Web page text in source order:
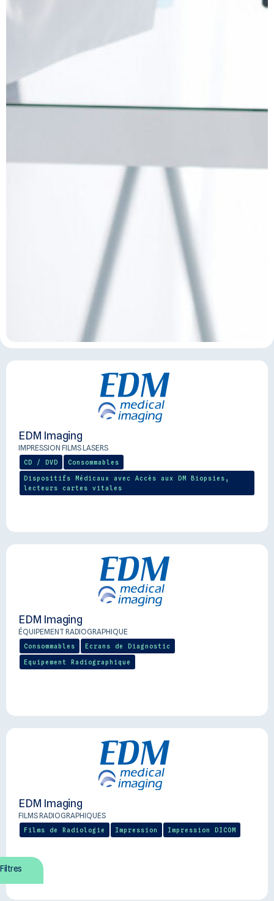
Filtres
EDM Imaging
IMPRESSION FILMS LASERS
CD / DVD Consommables
Dispositifs Médicaux avec Accès aux DM Biopsies,
lecteurs cartes vitales
EDM Imaging
ÉQUIPEMENT RADIOGRAPHIQUE
Consommables Ecrans de Diagnostic
Equipement Radiographique
EDM Imaging
FILMS RADIOGRAPHIQUES
Films de Radiologie Impression Impression DICOM